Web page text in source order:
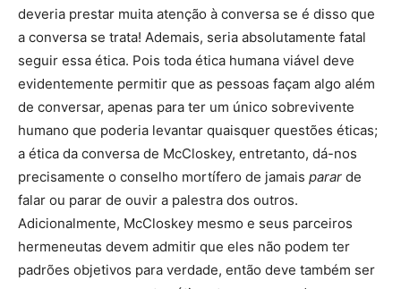
deveria prestar muita atenção à conversa se é disso que
a conversa se trata! Ademais, seria absolutamente fatal
seguir essa ética. Pois toda ética humana viável deve
evidentemente permitir que as pessoas façam algo além
de conversar, apenas para ter um único sobrevivente
humano que poderia levantar quaisquer questões éticas;
a ética da conversa de McCloskey, entretanto, dá-nos
precisamente o conselho mortífero de jamais parar de
falar ou parar de ouvir a palestra dos outros.
Adicionalmente, McCloskey mesmo e seus parceiros
hermeneutas devem admitir que eles não podem ter
padrões objetivos para verdade, então deve também ser